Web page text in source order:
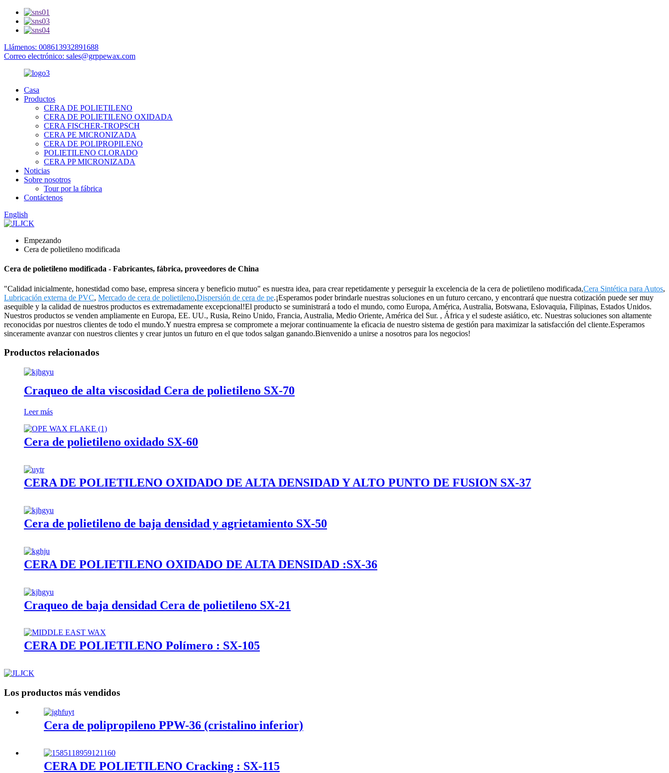
Llámenos: 008613932891688
Correo electrónico: sales@grppewax.com
Casa
Productos
CERA DE POLIETILENO
CERA DE POLIETILENO OXIDADA
CERA FISCHER-TROPSCH
CERA PE MICRONIZADA
CERA DE POLIPROPILENO
POLIETILENO CLORADO
CERA PP MICRONIZADA
Noticias
Sobre nosotros
Tour por la fábrica
Contáctenos
English
Empezando
Cera de polietileno modificada
Cera de polietileno modificada - Fabricantes, fábrica, proveedores de China
"Calidad inicialmente, honestidad como base, empresa sincera y beneficio mutuo" es nuestra idea, para crear repetidamente y perseguir la excelencia de la cera de polietileno modificada,Cera Sintética para Autos,
Lubricación externa de PVC, Mercado de cera de polietileno,Dispersión de cera de pe.¡Esperamos poder brindarle nuestras soluciones en un futuro cercano, y encontrará que nuestra cotización puede ser muy
asequible y la calidad de nuestros productos es extremadamente excepcional!El producto se suministrará a todo el mundo, como Europa, América, Australia, Botswana, Eslovaquia, Filipinas, Estados Unidos.
Nuestros productos se venden ampliamente en Europa, EE. UU., Rusia, Reino Unido, Francia, Australia, Medio Oriente, América del Sur. , África y el sudeste asiático, etc. Nuestras soluciones son altamente
reconocidas por nuestros clientes de todo el mundo.Y nuestra empresa se compromete a mejorar continuamente la eficacia de nuestro sistema de gestión para maximizar la satisfacción del cliente.Esperamos
sinceramente avanzar con nuestros clientes y crear juntos un futuro en el que todos salgan ganando.Bienvenido a unirse a nosotros para los negocios!
Productos relacionados
Craqueo de alta viscosidad Cera de polietileno SX-70
Leer más
Cera de polietileno oxidado SX-60
CERA DE POLIETILENO OXIDADO DE ALTA DENSIDAD Y ALTO PUNTO DE FUSIÓN SX-37
Cera de polietileno de baja densidad y agrietamiento SX-50
CERA DE POLIETILENO OXIDADO DE ALTA DENSIDAD :SX-36
Craqueo de baja densidad Cera de polietileno SX-21
CERA DE POLIETILENO Polímero : SX-105
Los productos más vendidos
Cera de polipropileno PPW-36 (cristalino inferior)
CERA DE POLIETILENO Cracking : SX-115